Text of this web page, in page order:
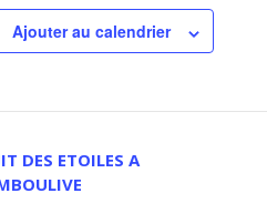
Ajouter au calendrier
DES ETOILES A